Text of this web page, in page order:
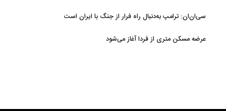
سی‌ان‌ان: ترامپ به‌دنبال راه فرار از جنگ با ایران است
عرضه مسکن متری از فردا آغاز می‌شود